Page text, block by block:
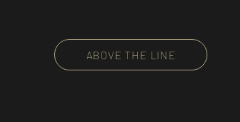
ABOVE THE LINE